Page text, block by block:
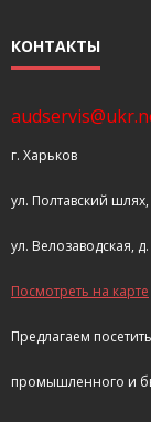
Контакты
КОНТАКТЫ
г. Харьков
ул. Полтавский шлях,
ул. Велозаводская,
Посмотреть на карте
Предлагаем
промышленного и